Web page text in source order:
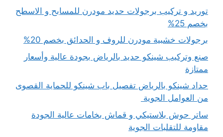
توريد و تركيب برجولات حديد مودرن للمسابح و الاسطح
بخصم 25%
برجولات خشبية مودرن للروف و الحدائق بخصم 20%
صنع وتركيب شينكو حديد بالرياض بجودة عالية وأسعار
ممتازة
حداد شينكو بالرياض تفصيل باب شينكو للحماية القصوى
من العوامل الجوية
ساتر حوش بلاستيكي و قماش بخامات عالية الجودة
مقاومة للتقلبات الجوية